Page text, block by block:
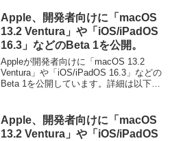
Apple、開発者向けに「macOS
13.2 Ventura」や「iOS/iPadOS
16.3」などのBeta 1を公開。
Appleが開発者向けに「macOS 13.2
Ventura」や「iOS/iPadOS 16.3」などの
Beta 1を公開しています。詳細は以下か
Apple、開発者向けに「macOS
13.2 Ventura」や「iOS/iPadOS